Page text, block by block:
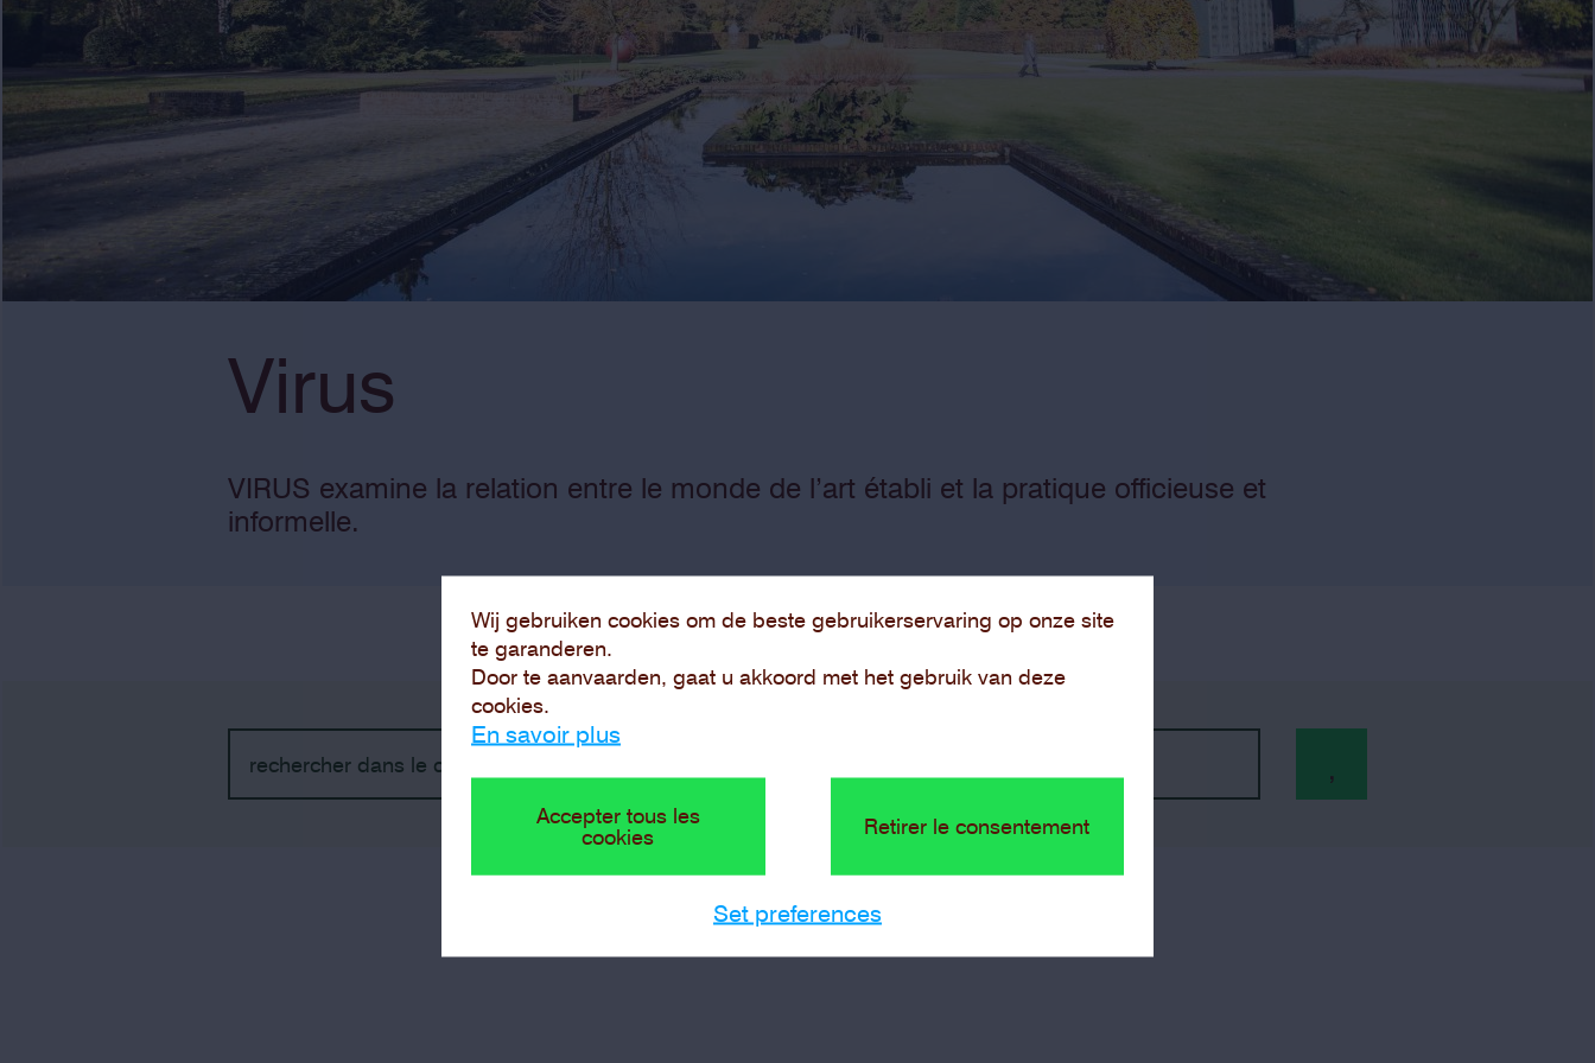
Wij gebruiken cookies om de beste gebruikerservaring op onze site
te garanderen.
Door te aanvaarden, gaat u akkoord met het gebruik van deze
cookies.
En savoir plus
Accepter tous les
cookies
Retirer le consentement
Set preferences
Virus
VIRUS examine la relation entre le monde de l’art établi et la pratique officieuse et
informelle.